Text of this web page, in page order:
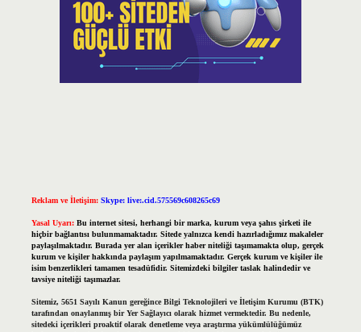
Reklam ve İletişim: Skype: live:.cid.575569c608265c69
Yasal Uyarı: Bu internet sitesi, herhangi bir marka, kurum veya şahıs şirketi ile
hiçbir bağlantısı bulunmamaktadır. Sitede yalnızca kendi hazırladığımız makaleler
paylaşılmaktadır. Burada yer alan içerikler haber niteliği taşımamakta olup, gerçek
kurum ve kişiler hakkında paylaşım yapılmamaktadır. Gerçek kurum ve kişiler ile
isim benzerlikleri tamamen tesadüfidir. Sitemizdeki bilgiler taslak halindedir ve
tavsiye niteliği taşımazlar.
Sitemiz, 5651 Sayılı Kanun gereğince Bilgi Teknolojileri ve İletişim Kurumu (BTK)
tarafından onaylanmış bir Yer Sağlayıcı olarak hizmet vermektedir. Bu nedenle,
sitedeki içerikleri proaktif olarak denetleme veya araştırma yükümlülüğümüz